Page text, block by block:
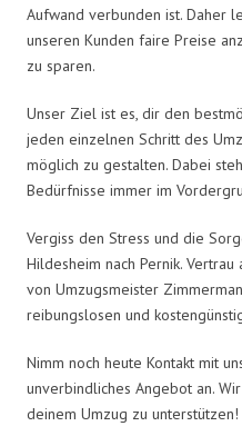
Aufwand verbunden ist. Daher
unseren Kunden faire Preise
zu sparen.
Unser Ziel ist es, dir den
jeden einzelnen Schritt des
möglich zu gestalten. Dabei
Bedürfnisse immer im
Vergiss den Stress und die
Hildesheim nach Pernik.
von Umzugsmeister
reibungslosen und
Nimm noch heute Kontakt mit
unverbindliches Angebot an.
deinem Umzug zu unterstützen!